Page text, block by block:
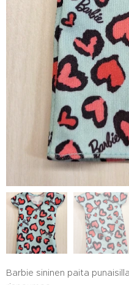
Barbie sininen paita